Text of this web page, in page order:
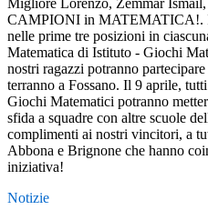
Migliore Lorenzo, Zemmar
CAMPIONI in MATEMATICA!.
nelle prime tre posizioni in
Matematica di Istituto - Giochi
nostri ragazzi potranno
terranno a Fossano. Il 9 aprile,
Giochi Matematici potranno
sfida a squadre con altre scuole
complimenti ai nostri vincitori, a
Abbona e Brignone che hanno
iniziativa!
Notizie